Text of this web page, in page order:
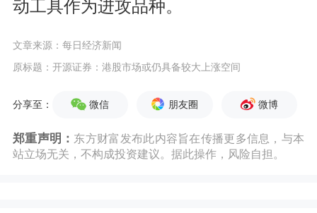
动工具作为进攻品种。
文章来源：每日经济新闻
原标题：开源证券：港股市场或仍具备较大上涨空间
分享至： 微信 朋友圈 微博
郑重声明： 东方财富发布此内容旨在传播更多信息，与本
站立场无关，不构成投资建议。据此操作，风险自担。